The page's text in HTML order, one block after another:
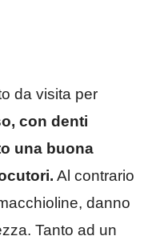
da visita per
con denti
una buona
Al contrario
danno
Tanto ad un